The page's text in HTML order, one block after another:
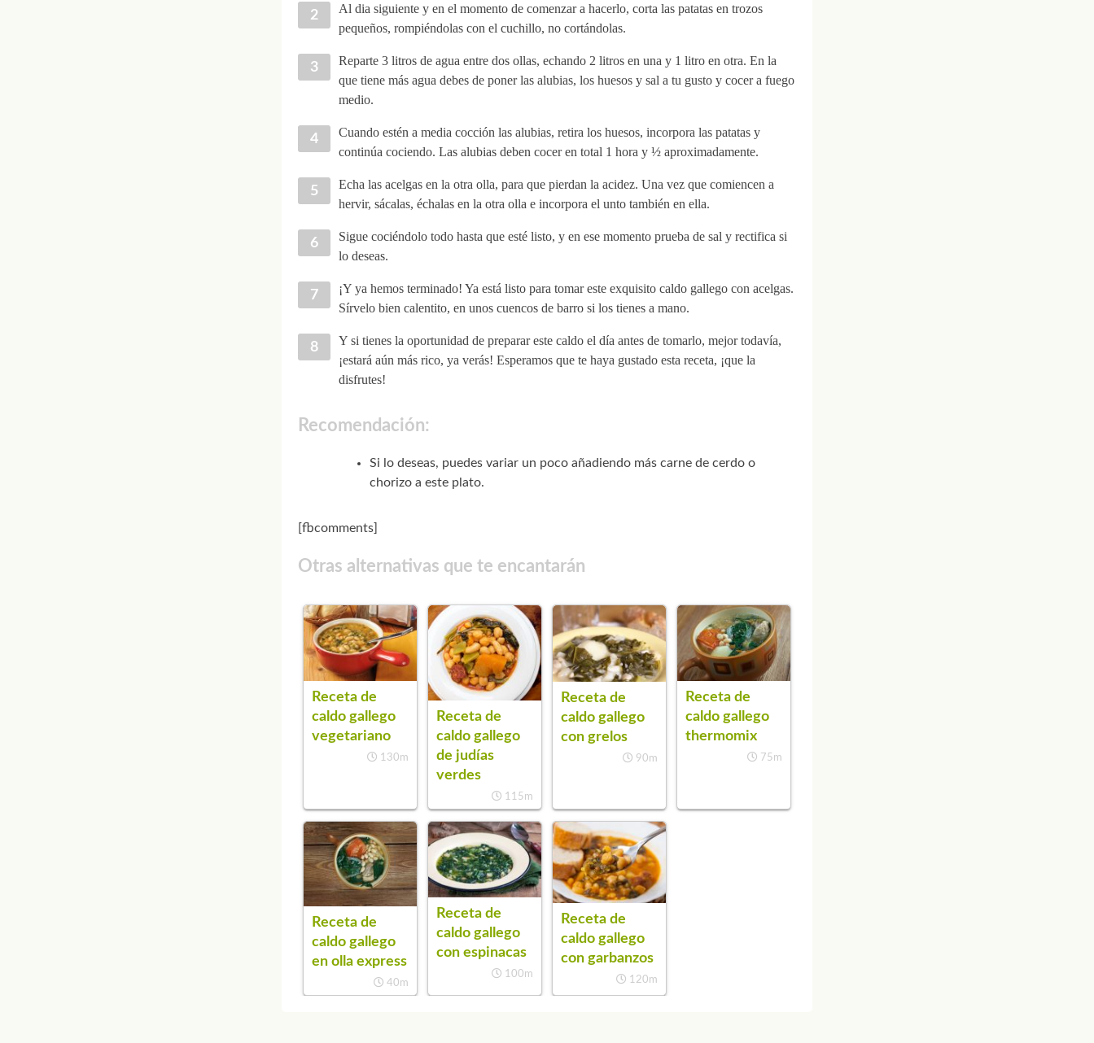
Al dia siguiente y en el momento de comenzar a hacerlo, corta las patatas en trozos
pequeños, rompiéndolas con el cuchillo, no cortándolas.
Reparte 3 litros de agua entre dos ollas, echando 2 litros en una y 1 litro en otra. En la
que tiene más agua debes de poner las alubias, los huesos y sal a tu gusto y cocer a fuego
medio.
Cuando estén a media cocción las alubias, retira los huesos, incorpora las patatas y
continúa cociendo. Las alubias deben cocer en total 1 hora y ½ aproximadamente.
Echa las acelgas en la otra olla, para que pierdan la acidez. Una vez que comiencen a
hervir, sácalas, échalas en la otra olla e incorpora el unto también en ella.
Sigue cociéndolo todo hasta que esté listo, y en ese momento prueba de sal y rectifica si
lo deseas.
¡Y ya hemos terminado! Ya está listo para tomar este exquisito caldo gallego con acelgas.
Sírvelo bien calentito, en unos cuencos de barro si los tienes a mano.
Y si tienes la oportunidad de preparar este caldo el día antes de tomarlo, mejor todavía,
¡estará aún más rico, ya verás! Esperamos que te haya gustado esta receta, ¡que la
disfrutes!
Recomendación:
Si lo deseas, puedes variar un poco añadiendo más carne de cerdo o
chorizo a este plato.
[fbcomments]
Otras alternativas que te encantarán
Receta de
caldo gallego
vegetariano
130m
Receta de
caldo gallego
de judías
verdes
115m
Receta de
caldo gallego
con grelos
90m
Receta de
caldo gallego
thermomix
75m
Receta de
caldo gallego
en olla express
40m
Receta de
caldo gallego
con espinacas
100m
Receta de
caldo gallego
con garbanzos
120m